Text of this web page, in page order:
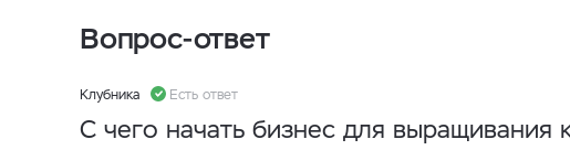
Вопрос-ответ
Клубника Есть ответ
С чего начать бизнес для выращивания